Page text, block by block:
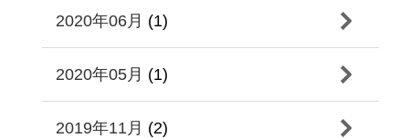
2020年06月 (1)
2020年05月 (1)
2019年11月 (2)